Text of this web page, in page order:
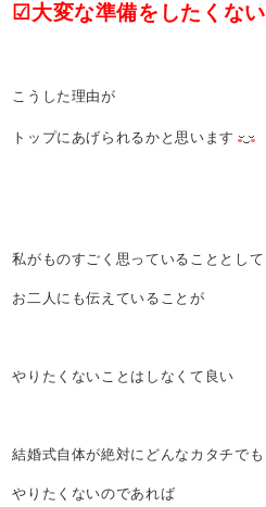
☑大変な準備をしたくない
こうした理由が
トップにあげられるかと思います
私がものすごく思っていることとして
お二人にも伝えていることが
やりたくないことはしなくて良い
結婚式自体が絶対にどんなカタチでも
やりたくないのであれば